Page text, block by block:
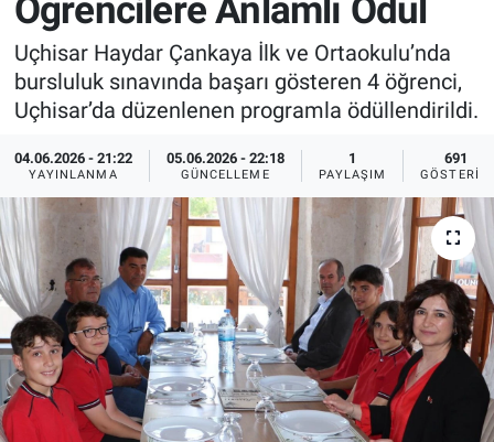
Öğrencilere Anlamlı Ödül
Uçhisar Haydar Çankaya İlk ve Ortaokulu’nda
bursluluk sınavında başarı gösteren 4 öğrenci,
Uçhisar’da düzenlenen programla ödüllendirildi.
04.06.2026 - 21:22
YAYINLANMA
05.06.2026 - 22:18
GÜNCELLEME
1
PAYLAŞIM
691
GÖSTERIM
Sağlık
Yerel
Genel
Asayiş
İlan - Duyuru- Mesaj
Türkiye Gündemi
Sizden Gelenler
Yaşam
Sağlık
Eğitim
Kültür
3.Sayfa
İlan - Duyuru- Mesaj
Türkiye Gündemi
Sizden Gelenler